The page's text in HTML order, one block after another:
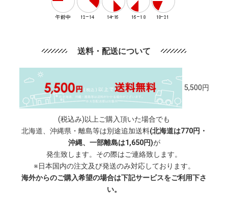
送料・配送について
5,500円
(税込み)以上ご購入頂いた場合でも
北海道、沖縄県・離島等は別途追加送料(北海道は770円・
沖縄、一部離島は1,650円)が
発生致します。その際はご連絡致します。
※日本国内の注文及び発送のみ対応しております。
海外からのご購入希望の場合は下記サービスをご利用下さ
い。